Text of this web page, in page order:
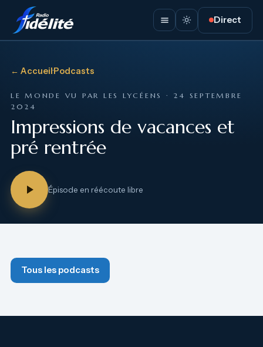
Direct
← Accueil·Podcasts
LE MONDE VU PAR LES LYCÉENS · 24 SEPTEMBRE
2024
Impressions de vacances et
pré rentrée
Épisode en réécoute libre
Tous les podcasts